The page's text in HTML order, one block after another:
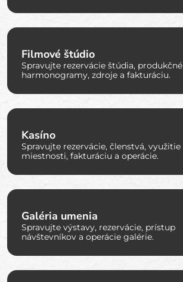
Filmové štúdio
Spravujte rezervácie štúdia, produkčné
harmonogramy, zdroje a fakturáciu.
Kasíno
Spravujte rezervácie, členstvá, využitie
miestnosti, fakturáciu a operácie.
Galéria umenia
Spravujte výstavy, rezervácie, prístup
návštevníkov a operácie galérie.